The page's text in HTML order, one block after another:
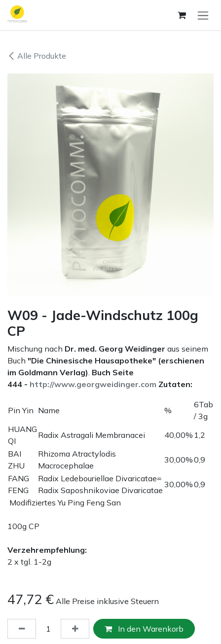
Zum Inhalt springen
Alle Produkte
W09 - Jade-Windschutz 100g
CP
Mischung nach Dr. med. Georg Weidinger aus seinem
Buch "Die Chinesische Hausapotheke" (erschienen
im Goldmann Verlag) Buch Seite
444 - http://www.georgweidinger.com Zutaten:
Pin Yin Name %
6Tab
/ 3g
HUANG
QI
Radix Astragali Membranacei 40,00% 1,2
BAI
ZHU
Rhizoma Atractylodis
Macrocephalae
30,00%0,9
FANG
FENG
Radix Ledebouriellae Divaricatae=
Radix Saposhnikoviae Divaricatae
30,00%0,9
Modifiziertes Yu Ping Feng San
100g CP
Verzehrempfehlung:
2 x tgl. 1-2g
47,72 € Alle Preise inklusive Steuern
In den Warenkorb